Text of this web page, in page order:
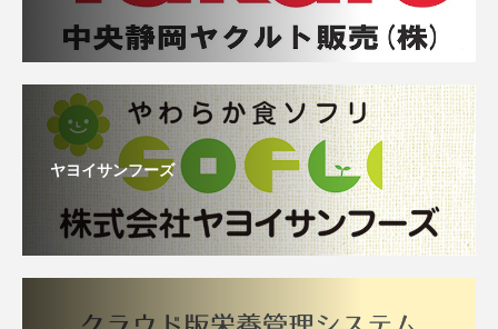
ヤヨイサンフーズ